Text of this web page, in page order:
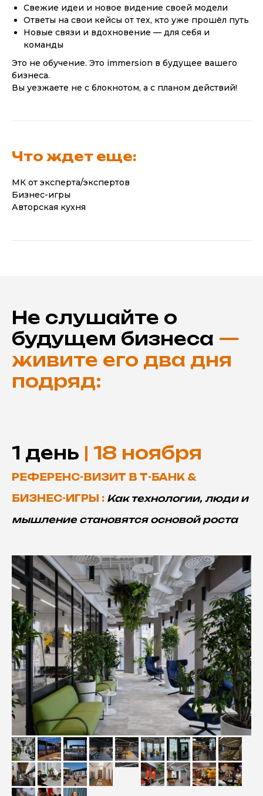
Свежие идеи и новое видение своей модели
Ответы на свои кейсы от тех, кто уже прошёл путь
Новые связи и вдохновение — для себя и
команды
Это не обучение. Это immersion в будущее вашего
бизнеса.
Вы уезжаете не с блокнотом, а с планом действий!
Что ждет еще:
МК от эксперта/экспертов
Бизнес-игры
Авторская кухня
Не слушайте о
будущем бизнеса —
живите его два дня
подряд:
1 день | 18 ноября
РЕФЕРЕНС-ВИЗИТ В Т-БАНК &
БИЗНЕС-ИГРЫ : Как технологии, люди и
мышление становятся основой роста